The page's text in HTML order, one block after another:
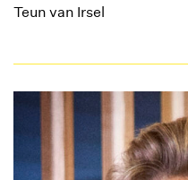
Teun van Irsel